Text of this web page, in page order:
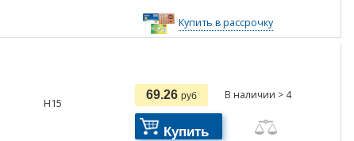
Купить в рассрочку
H15
69.26 руб В наличии > 4
Купить